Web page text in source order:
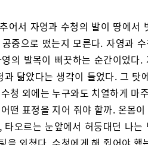
어서 자영과 수청의 발이 땅에서
중으로 떴는지 모른다. 자영과
의 발목이 삐끗하는 순간이었다
과 닮았다는 생각이 들었다. 그 탓
청 외에는 누구와도 치열하게 마
떤 표정을 지어 줘야 할까. 온몸
타오르는 눈앞에서 허둥대던 나